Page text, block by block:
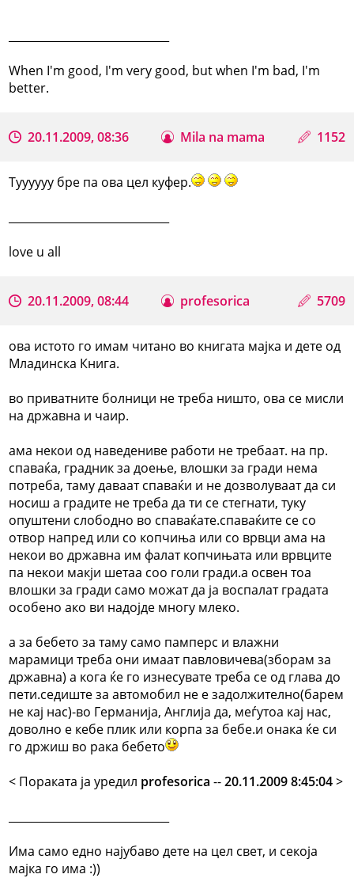
When I'm good, I'm very good, but when I'm bad, I'm
better.
20.11.2009, 08:36 Mila na mama 1152
Туууууу бре па ова цел куфер.
love u all
20.11.2009, 08:44 profesorica 5709
ова истото го имам читано во книгата мајка и дете од
Младинска Книга.
во приватните болници не треба ништо, ова се мисли
на државна и чаир.
ама некои од наведениве работи не требаат. на пр.
спаваќа, градник за доење, влошки за гради нема
потреба, таму даваат спаваќи и не дозволуваат да си
носиш а градите не треба да ти се стегнати, туку
опуштени слободно во спаваќате.спаваќите се со
отвор напред или со копчиња или со врвци ама на
некои во државна им фалат копчињата или врвците
па некои макји шетаа соо голи гради.а освен тоа
влошки за гради само можат да ја воспалат градата
особено ако ви надојде многу млеко.
а за бебето за таму само памперс и влажни
марамици треба они имаат павловичева(зборам за
државна) а кога ќе го изнесувате треба се од глава до
пети.седиште за автомобил не е задолжително(барем
не кај нас)-во Германија, Англија да, меѓутоа кај нас,
доволно е кебе плик или корпа за бебе.и онака ќе си
го држиш во рака бебето
< Поракaта ја уредил profesorica --20.11.2009 8:45:04>
Има само едно најубаво дете на цел свет, и секоја
мајка го има :))